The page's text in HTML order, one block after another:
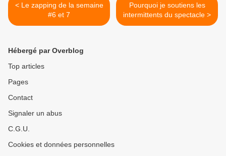
< Le zapping de la semaine
#6 et 7
Pourquoi je soutiens les
intermittents du spectacle >
Hébergé par Overblog
Top articles
Pages
Contact
Signaler un abus
C.G.U.
Cookies et données personnelles